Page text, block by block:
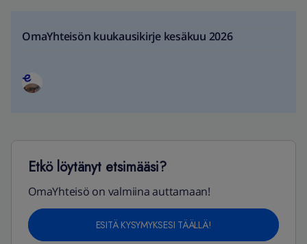
OmaYhteisön kuukausikirje kesäkuu 2026
Etkö löytänyt etsimääsi?
OmaYhteisö on valmiina auttamaan!
ESITÄ KYSYMYKSESI TÄÄLLÄ!